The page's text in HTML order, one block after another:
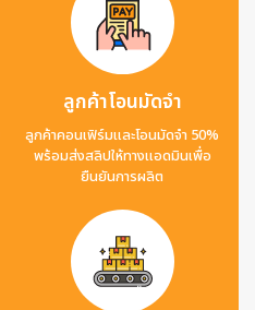
ลูกค้าโอนมัดจำ
ลูกค้าคอนเฟิร์มและโอนมัดจำ 50%
พร้อมส่งสลิปให้ทางแอดมินเพื่อ
ยืนยันการผลิต